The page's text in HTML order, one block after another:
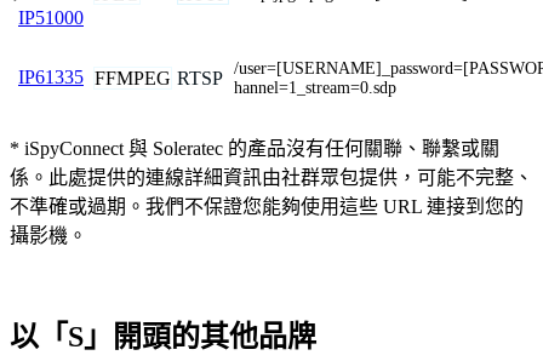
IP51000
IP61335 FFMPEG RTSP /
hannel=1_stream=0.sdp
* iSpyConnect 與 Soleratec 的產品沒有任何關聯、聯繫或關
係。此處提供的連線詳細資訊由社群眾包提供，可能不完整、
不準確或過期。我們不保證您能夠使用這些 URL 連接到您的
攝影機。
以「S」開頭的其他品牌